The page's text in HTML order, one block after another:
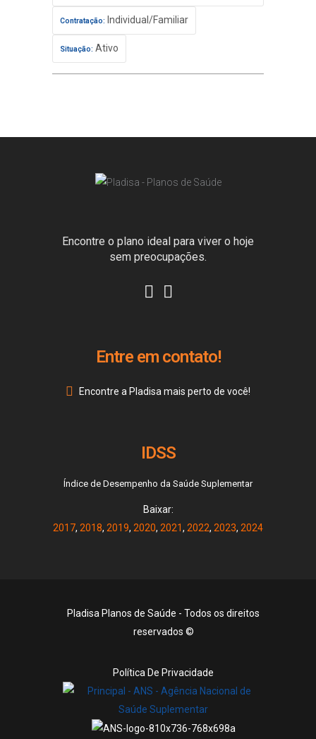
Contratação: Individual/Familiar
Situação: Ativo
Encontre o plano ideal para viver o hoje
sem preocupações.
Entre em contato!
Encontre a Pladisa mais perto de você!
IDSS
Índice de Desempenho da Saúde Suplementar
Baixar:
2017, 2018, 2019, 2020, 2021, 2022, 2023, 2024
Pladisa Planos de Saúde - Todos os direitos
reservados ©
Política De Privacidade